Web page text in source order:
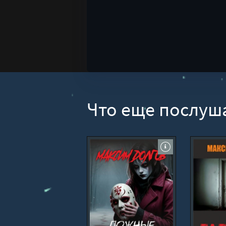
Что еще